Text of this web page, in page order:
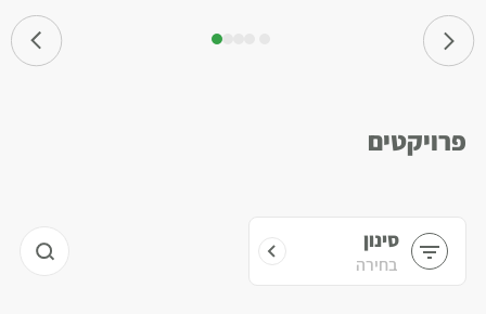
פרויקטים
סינון
בחירה